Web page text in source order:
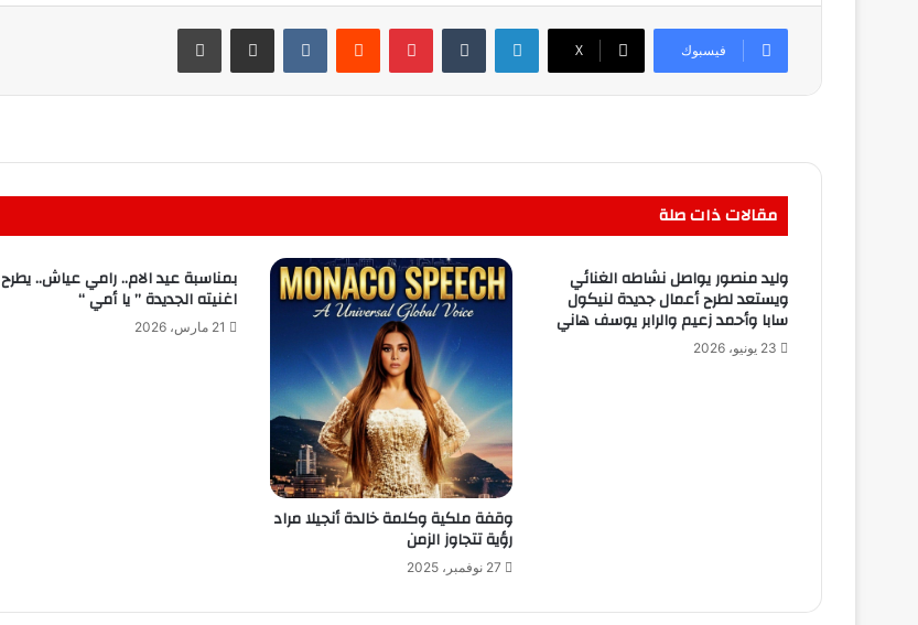
فيسبوك ‫X
لينكدإن بينتيريست مشاركة عبر البريد طباعة
مقالات ذات صلة
وليد منصور يواصل نشاطه الغنائي
ويستعد لطرح أعمال جديدة لنيكول
سابا وأحمد زعيم والرابر يوسف هاني
23 يونيو، 2026
وقفة ملكية وكلمة خالدة أنجيلا مراد
رؤية تتجاوز الزمن
27 نوفمبر، 2025
بمناسبة عيد الام.. رامي عياش.. يطرح
اغنيته الجديدة ” يا أمي “
21 مارس، 2026